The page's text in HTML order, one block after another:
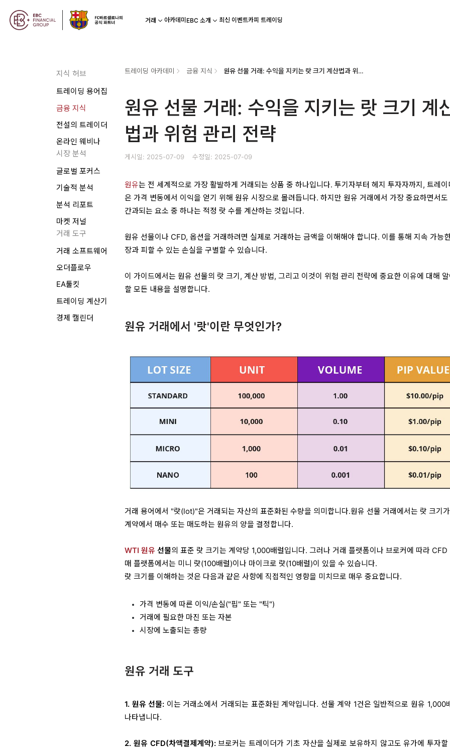
거래 아카데미 EBC 소개 최신 이벤트카피 트레이딩
지식 허브
트레이딩 용어집
금융 지식
전설의 트레이더
온라인 웨비나
시장 분석
글로벌 포커스
기술적 분석
분석 리포트
마켓 저널
거래 도구
거래 소프트웨어
오더플로우
EA툴킷
트레이딩 계산기
경제 캘린더
트레이딩 아카데미 금융 지식 원유 선물 거래: 수익을 지키는 랏 크기 계산법과 위험 관리 전략
원유 선물 거래: 수익을 지키는 랏 크기 계
법과 위험 관리 전략
게시일: 2025-07-09 수정일: 2025-07-09
원유는 전 세계적으로 가장 활발하게 거래되는 상품 중 하나입니다. 투기자부터 헤지 투자자까지, 트레이
은 가격 변동에서 이익을 얻기 위해 원유 시장으로 몰려듭니다. 하지만 원유 거래에서 가장 중요하면서도
간과되는 요소 중 하나는 적정 랏 수를 계산하는 것입니다.
원유 선물이나 CFD, 옵션을 거래하려면 실제로 거래하는 금액을 이해해야 합니다. 이를 통해 지속 가능
장과 피할 수 있는 손실을 구별할 수 있습니다.
이 가이드에서는 원유 선물의 랏 크기, 계산 방법, 그리고 이것이 위험 관리 전략에 중요한 이유에 대해
할 모든 내용을 설명합니다.
원유 거래에서 '랏'이란 무엇인가?
거래 용어에서 "랏(lot)"은 거래되는 자산의 표준화된 수량을 의미합니다.원유 선물 거래에서는 랏 크기
계약에서 매수 또는 매도하는 원유의 양을 결정합니다.
WTI 원유 선물의 표준 랏 크기는 계약당 1,000배럴입니다. 그러나 거래 플랫폼이나 브로커에 따라 CFD
매 플랫폼에서는 미니 랏(100배럴)이나 마이크로 랏(10배럴)이 있을 수 있습니다.
랏 크기를 이해하는 것은 다음과 같은 사항에 직접적인 영향을 미치므로 매우 중요합니다.
가격 변동에 따른 이익/손실("핍" 또는 "틱")
거래에 필요한 마진 또는 자본
시장에 노출되는 총량
원유 거래 도구
1. 원유 선물: 이는 거래소에서 거래되는 표준화된 계약입니다. 선물 계약 1건은 일반적으로 원유 1,000
나타냅니다.
2. 원유 CFD(차액결제계약):브로커는 트레이더가 기초 자산을 실제로 보유하지 않고도 유가에 투자